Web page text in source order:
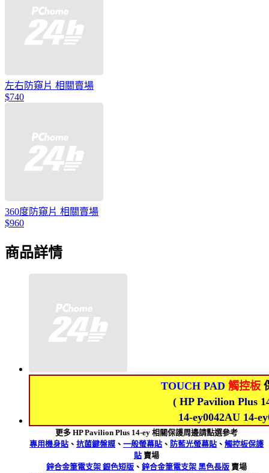
左右防窺片 相關賣場
$740
360度防窺片 相關賣場
$960
商品詳情
TOUCH PAD 觸控板
( HP Pavilion Plus
14-ey0042AU 14-
更多 HP Pavilion Plus 14-ey 相關保護周邊請點選參考
專用機身貼 、 抗菌鍵盤膜 、 一般螢幕貼 、 防藍光螢幕貼 、 觸控板保護
貼 賣場
鋅合金筆電支架 銀色短版 、 鋅合金筆電支架 黑色長版 賣場